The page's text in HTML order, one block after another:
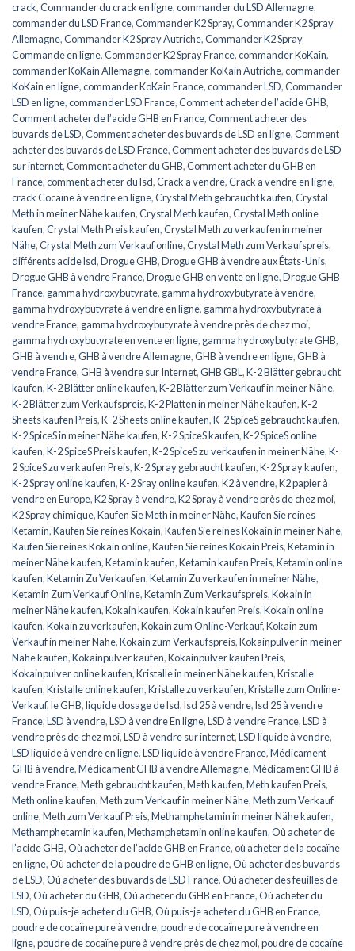
crack,Commander du crack en ligne,commander du LSD Allemagne,
commander du LSD France,Commander K2 Spray,Commander K2 Spray
Allemagne,Commander K2 Spray Autriche,Commander K2 Spray
Commande en ligne,Commander K2 Spray France,commander KoKain,
commander KoKain Allemagne,commander KoKain Autriche,commander
KoKain en ligne,commander KoKain France,commander LSD,Commander
LSD en ligne,commander LSD France,Comment acheter de l’acide GHB,
Comment acheter de l’acide GHB en France,Comment acheter des
buvards de LSD,Comment acheter des buvards de LSD en ligne,Comment
acheter des buvards de LSD France,Comment acheter des buvards de LSD
sur internet,Comment acheter du GHB,Comment acheter du GHB en
France,comment acheter du lsd,Crack a vendre,Crack a vendre en ligne,
crack Cocaïne à vendre en ligne,Crystal Meth gebraucht kaufen,Crystal
Meth in meiner Nähe kaufen,Crystal Meth kaufen,Crystal Meth online
kaufen,Crystal Meth Preis kaufen,Crystal Meth zu verkaufen in meiner
Nähe,Crystal Meth zum Verkauf online,Crystal Meth zum Verkaufspreis,
différents acide lsd,Drogue GHB,Drogue GHB à vendre aux États-Unis,
Drogue GHB à vendre France,Drogue GHB en vente en ligne,Drogue GHB
France, gamma hydroxybutyrate, gamma hydroxybutyrate à vendre,
gamma hydroxybutyrate à vendre en ligne, gamma hydroxybutyrate à
vendre France, gamma hydroxybutyrate à vendre près de chez moi,
gamma hydroxybutyrate en vente en ligne, gamma hydroxybutyrate GHB,
GHB à vendre,GHB à vendre Allemagne,GHB à vendre en ligne,GHB à
vendre France,GHB à vendre sur Internet,GHB GBL,K-2 Blätter gebraucht
kaufen,K-2 Blätter online kaufen,K-2 Blätter zum Verkauf in meiner Nähe,
K-2 Blätter zum Verkaufspreis,K-2 Platten in meiner Nähe kaufen,K-2
Sheets kaufen Preis,K-2 Sheets online kaufen,K-2 SpiceS gebraucht kaufen,
K-2 SpiceS in meiner Nähe kaufen,K-2 SpiceS kaufen,K-2 SpiceS online
kaufen,K-2 SpiceS Preis kaufen,K-2 SpiceS zu verkaufen in meiner Nähe,K-
2 SpiceS zu verkaufen Preis,K-2 Spray gebraucht kaufen,K-2 Spray kaufen,
K-2 Spray online kaufen,K-2 Sray online kaufen,K2 à vendre,K2 papier à
vendre en Europe,K2 Spray à vendre,K2 Spray à vendre près de chez moi,
K2 Spray chimique,Kaufen Sie Meth in meiner Nähe,Kaufen Sie reines
Ketamin,Kaufen Sie reines Kokain,Kaufen Sie reines Kokain in meiner Nähe,
Kaufen Sie reines Kokain online,Kaufen Sie reines Kokain Preis,Ketamin in
meiner Nähe kaufen,Ketamin kaufen,Ketamin kaufen Preis,Ketamin online
kaufen,Ketamin Zu Verkaufen,Ketamin Zu verkaufen in meiner Nähe,
Ketamin Zum Verkauf Online,Ketamin Zum Verkaufspreis,Kokain in
meiner Nähe kaufen,Kokain kaufen,Kokain kaufen Preis,Kokain online
kaufen,Kokain zu verkaufen,Kokain zum Online-Verkauf,Kokain zum
Verkauf in meiner Nähe,Kokain zum Verkaufspreis,Kokainpulver in meiner
Nähe kaufen,Kokainpulver kaufen,Kokainpulver kaufen Preis,
Kokainpulver online kaufen,Kristalle in meiner Nähe kaufen,Kristalle
kaufen,Kristalle online kaufen,Kristalle zu verkaufen,Kristalle zum Online-
Verkauf,le GHB,liquide dosage de lsd,lsd 25 à vendre,lsd 25 à vendre
France,LSD à vendre,LSD à vendre En ligne,LSD à vendre France,LSD à
vendre près de chez moi,LSD à vendre sur internet,LSD liquide à vendre,
LSD liquide à vendre en ligne,LSD liquide à vendre France,Médicament
GHB à vendre,Médicament GHB à vendre Allemagne,Médicament GHB à
vendre France,Meth gebraucht kaufen,Meth kaufen,Meth kaufen Preis,
Meth online kaufen,Meth zum Verkauf in meiner Nähe,Meth zum Verkauf
online,Meth zum Verkauf Preis,Methamphetamin in meiner Nähe kaufen,
Methamphetamin kaufen,Methamphetamin online kaufen,Où acheter de
l’acide GHB,Où acheter de l’acide GHB en France,où acheter de la cocaïne
en ligne,Où acheter de la poudre de GHB en ligne,Où acheter des buvards
de LSD,Où acheter des buvards de LSD France,Où acheter des feuilles de
LSD,Où acheter du GHB,Où acheter du GHB en France,Où acheter du
LSD,Où puis-je acheter du GHB,Où puis-je acheter du GHB en France,
poudre de cocaïne pure à vendre,poudre de cocaïne pure à vendre en
ligne,poudre de cocaïne pure à vendre près de chez moi,poudre de cocaïne